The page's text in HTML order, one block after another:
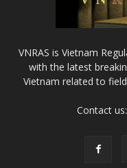
VNRAS is Vietnam
with the latest
Vietnam related to
Contact us: